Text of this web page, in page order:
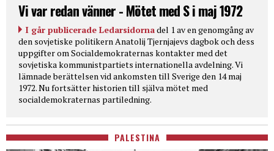
Vi var redan vänner - Mötet med S i maj 1972
I går publicerade Ledarsidornadel 1 av en genomgång av
den sovjetiske politikern Anatolij Tjernjajevs dagbok och dess
uppgifter om Socialdemokraternas kontakter med det
sovjetiska kommunistpartiets internationella avdelning. Vi
lämnade berättelsen vid ankomsten till Sverige den 14 maj
1972. Nu fortsätter historien till själva mötet med
socialdemokraternas partiledning.
PALESTINA